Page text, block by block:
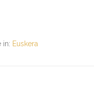
in: Euskera